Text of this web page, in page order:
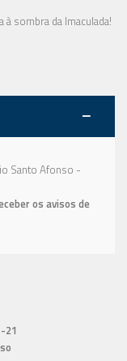
sombra da Imaculada!
Santo Afonso -
os avisos de
21